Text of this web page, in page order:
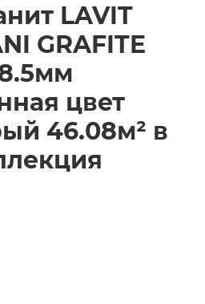
LAVIT
GRAFITE
цвет
46.08м² в